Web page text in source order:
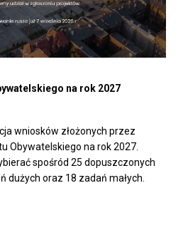
na rok 2027
wniosków złożonych przez
Obywatelskiego na rok 2027.
spośród 25 dopuszczonych
dużych oraz 18 zadań małych.